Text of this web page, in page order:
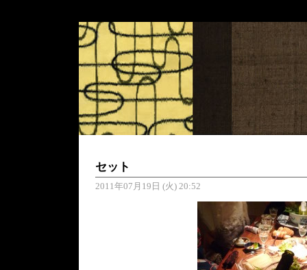
セット
2011年07月19日 (火) 20:52